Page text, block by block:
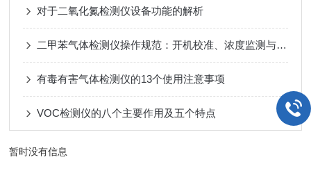
对于二氧化氮检测仪设备功能的解析
二甲苯气体检测仪操作规范：开机校准、浓度监测与报警阈值设置实操要点
有毒有害气体检测仪的13个使用注意事项
VOC检测仪的八个主要作用及五个特点
暂时没有信息